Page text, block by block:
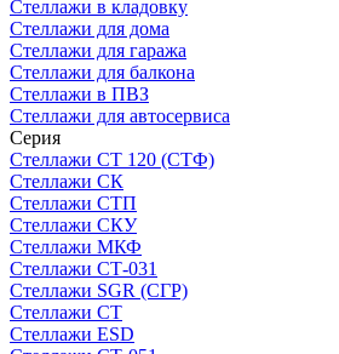
Стеллажи в кладовку
Стеллажи для дома
Стеллажи для гаража
Стеллажи для балкона
Стеллажи в ПВЗ
Стеллажи для автосервиса
Серия
Стеллажи СТ 120 (СТФ)
Стеллажи СК
Стеллажи СТП
Стеллажи СКУ
Стеллажи МКФ
Стеллажи СТ-031
Стеллажи SGR (СГР)
Стеллажи СТ
Стеллажи ESD